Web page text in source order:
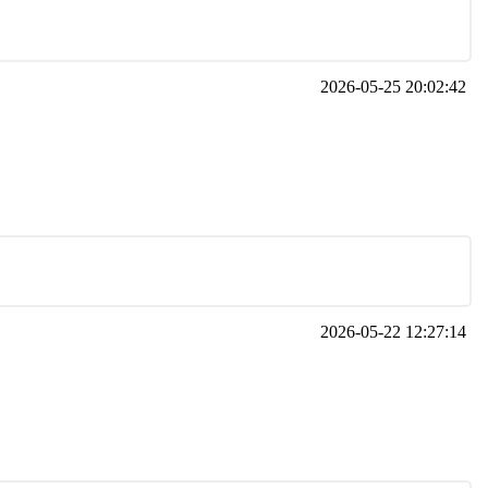
2026-05-25 20:02:42
2026-05-22 12:27:14